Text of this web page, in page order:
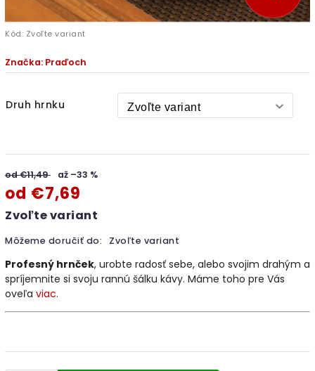
Kód: Zvoľte variant
Značka: Praďoch
Druh hrnku
od €11,49 až –33 %
od €7,69
Zvoľte variant
Môžeme doručiť do: Zvoľte variant
Profesný hrnček, urobte radosť sebe, alebo svojim drahým a
spríjemnite si svoju rannú šálku kávy. Máme toho pre Vás
oveľa viac.